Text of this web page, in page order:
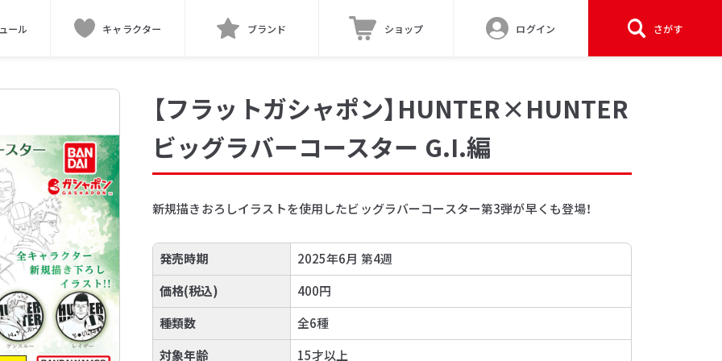
ール キャラクター ブランド ショップ ログイン さがす
【フラットガシャポン】HUNTER×HUNTER
ビッグラバーコースター G.I.編
新規描きおろしイラストを使用したビッグラバーコースター第3弾が早くも登場！
発売時期
2025年6月 第4週
価格(税込)
400円
種類数
全6種
対象年齢
15才以上